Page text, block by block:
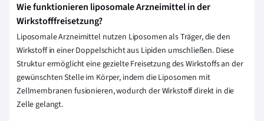
Wie funktionieren liposomale Arzneimittel in der
Wirkstofffreisetzung?
Liposomale Arzneimittel nutzen Liposomen als Träger, die den
Wirkstoff in einer Doppelschicht aus Lipiden umschließen. Diese
Struktur ermöglicht eine gezielte Freisetzung des Wirkstoffs an der
gewünschten Stelle im Körper, indem die Liposomen mit
Zellmembranen fusionieren, wodurch der Wirkstoff direkt in die
Zelle gelangt.